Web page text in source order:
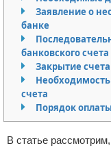
Отказ от
Заявление о
банке
банковского счета
Закрытие
счета
Порядок
В статье